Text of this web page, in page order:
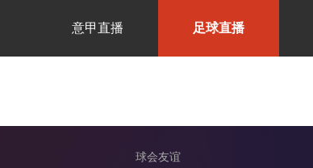
意甲直播 足球直播
球会友谊